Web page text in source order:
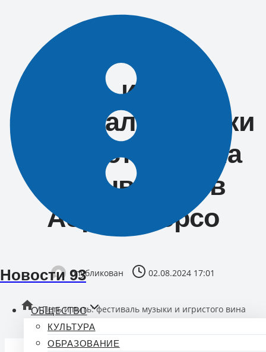
содержимому
Новости 93
ОБЩЕСТВО
КУЛЬТУРА
ОБРАЗОВАНИЕ
Петь и пить:
фестиваль музыки
и игристого вина
открывается в
Абрау-Дюрсо
опубликован 02.08.2024 17:01
/ Петь и пить: фестиваль музыки и игристого вина
открывается в Абрау-Дюрсо